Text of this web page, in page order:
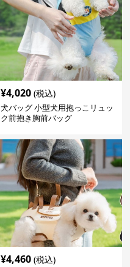
¥4,020 (税込)
犬バッグ 小型犬用抱っこリュッ
ク前抱き胸前バッグ
¥4,460 (税込)